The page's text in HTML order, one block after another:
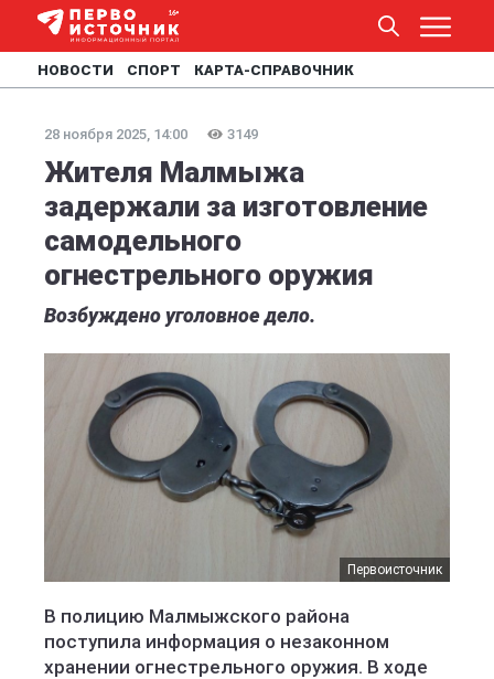
НОВОСТИ СПОРТ КАРТА-СПРАВОЧНИК
28 ноября 2025, 14:00 3149
Жителя Малмыжа
задержали за изготовление
самодельного
огнестрельного оружия
Возбуждено уголовное дело.
Первоисточник
В полицию Малмыжского района
поступила информация о незаконном
хранении огнестрельного оружия. В ходе